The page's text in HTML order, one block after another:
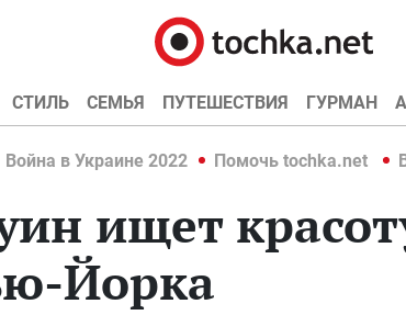
СТИЛЬ СЕМЬЯ ПУТЕШЕСТВИЯ ГУРМАН
Война в Украине 2022 Помочь tochka.net
ищет
Йорка